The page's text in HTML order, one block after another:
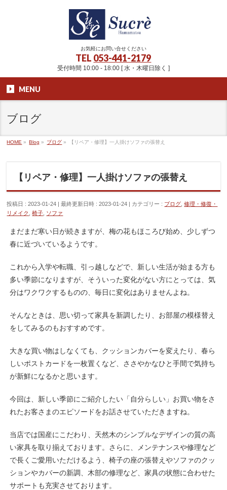
お気軽にお問い合せください
TEL 053-441-2179
受付時間 10:00 - 18:00 [ 水・木曜日除く ]
MENU
ブログ
HOME » Blog » ブログ » 【リペア・修理】一人掛けソファの張替え
【リペア・修理】一人掛けソファの張替え
投稿日 : 2023-01-24 最終更新日時 : 2023-01-24 カテゴリー : ブログ ,修理・修復・
リメイク
,椅子 ソファ
まだまだ寒い日が続きますが、梅の花もほころび始め、少しずつ
春に近づいているようです。
これから入学や転職、引っ越しなどで、新しい生活が始まる方も
多い季節になりますが、そういった変化がない方にとっては、気
分はワクワクするものの、毎日に変化はありませんよね。
そんなときは、思い切って家具を新調したり、お部屋の模様替え
をしてみるのもおすすめです。
大きな買い物はしなくても、クッションカバーを変えたり、春ら
しいポストカードを一枚置くなど、ささやかなひと手間で気持ち
が新鮮になるかと思います。
今回は、新しい季節にご紹介したい「自分らしい」お買い物をさ
れたお客さまのエピソードをお話させていただきますね。
当店では国産にこだわり、天然木のシンプルなデザインの質の高
い家具を取り揃えております。さらに、メンテナンスや修理など
で長くご愛用いただけるよう、椅子の座の張替えやソファのクッ
ションやカバーの新調、木部の修理など、家具の状態に合わせた
サポートも充実させております。